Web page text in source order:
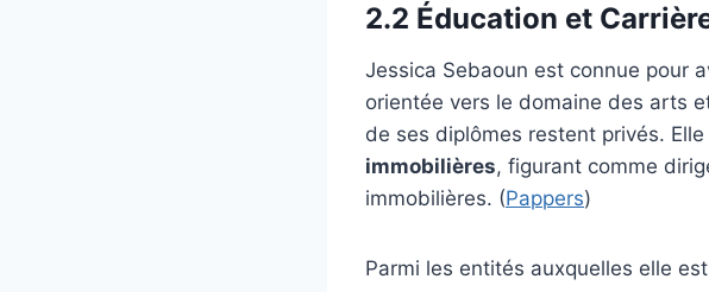
2.2 Éducation et
Jessica Sebaoun est connue pour
orientée vers le domaine des arts
de ses diplômes restent privés.
immobilières, figurant comme
immobilières. (Pappers)
Parmi les entités auxquelles elle